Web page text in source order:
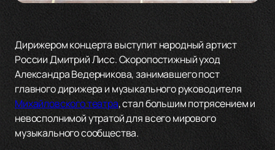
Дирижером концерта выступит народный артист
России Дмитрий Лисс. Скоропостижный уход
Александра Ведерникова, занимавшего пост
главного дирижера и музыкального руководителя
Михайловского театра, стал большим потрясением и
невосполнимой утратой для всего мирового
музыкального сообщества.